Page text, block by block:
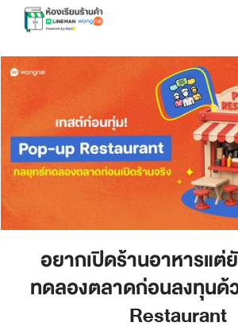
อยากเปิดร้านอาหารแต่
ทดลองตลาดก่อนลงทุนด้
Restaurant